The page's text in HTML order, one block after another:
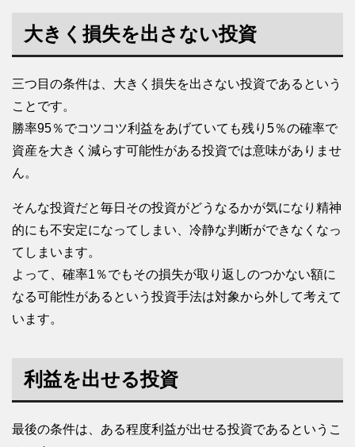
大きく損失を出さない投資
三つ目の条件は、大きく損失を出さない投資であるという
ことです。
勝率95％でコツコツ利益をあげていても残り5％の確率で
資産を大きく減らす可能性がある投資では意味がありませ
ん。
そんな投資だと毎日その投資がどうなるかが気になり精神
的にも不安定になってしまい、冷静な判断ができなくなっ
てしまいます。
よって、確率1％でもその損失が取り返しのつかない額に
なる可能性があるという投資手法は対象から外して考えて
います。
利益を出せる投資
最後の条件は、ある程度利益が出せる投資であるというこ